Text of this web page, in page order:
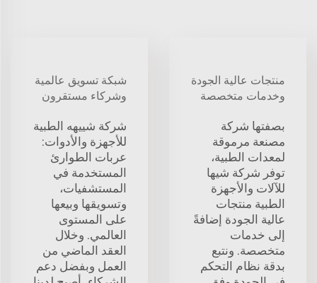
منتجات عالية الجودة
وخدمات متخصصة
بصفتها شركة
مصنعة مرموقة
لمعدات الطبية،
توفر شركة شيها
للآلات والأجهزة
الطبية منتجات
عالية الجودة إضافةً
إلى خدمات
متخصصة. ونتبع
بدقة نظام التحكم
شبكة تسويق عالمية
وشركاء مستقرون
شركة شييهه الطبية
للأجهزة والأدوات:
عربات الطوارئ
المستخدمة في
المستشفيات،
وتسويقها وبيعها
على المستوى
العالمي. وخلال
العقد الماضي من
العمل وبفضل دعم